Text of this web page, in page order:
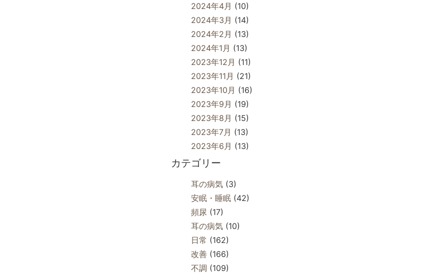
2024年4月 (10)
2024年3月 (14)
2024年2月 (13)
2024年1月 (13)
2023年12月 (11)
2023年11月 (21)
2023年10月 (16)
2023年9月 (19)
2023年8月 (15)
2023年7月 (13)
2023年6月 (13)
カテゴリー
耳の病気(3)
安眠・睡眠(42)
頻尿 (17)
耳の病気(10)
日常 (162)
改善(166)
不調 (109)